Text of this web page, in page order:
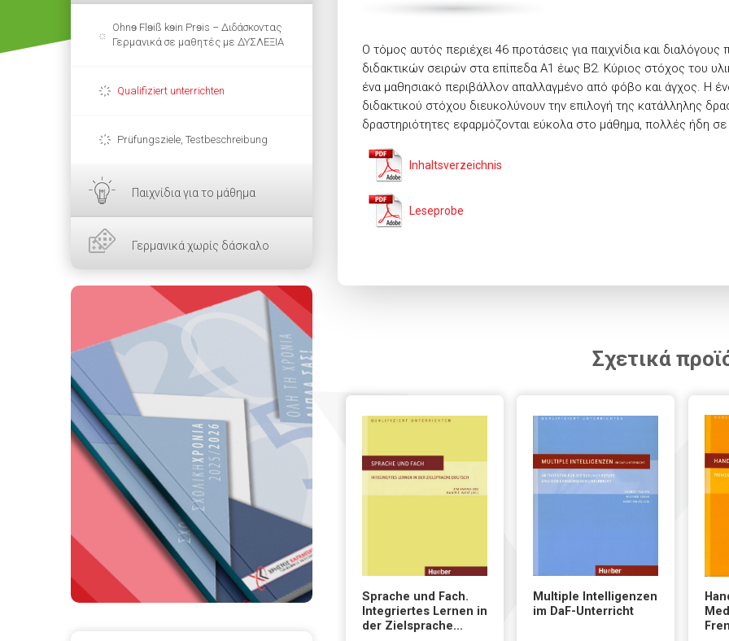
Ohnɘ Flɘiß kɘin Prɘis – Διδάσκοντας
Γερμανικά σε μαθητές με ΔΥΣΛΕΞΙΑ
Qualifiziert unterrichten
Prüfungsziele, Testbeschreibung
Παιχνίδια για το μάθημα
Γερμανικά χωρίς δάσκαλο
Ο τόμος αυτός περιέχει 46 προτάσεις για παιχνίδια και
διδακτικών σειρών στα επίπεδα Α1 έως Β2. Κύριος στόχος του
ένα μαθησιακό περιβάλλον απαλλαγμένο από φόβο και άγχος. Η
διδακτικού στόχου διευκολύνουν την επιλογή της κατάλληλης
δραστηριότητες εφαρμόζονται εύκολα στο μάθημα, πολλές ήδη σε
Inhaltsverzeichnis
Leseprobe
Σχετικά
Sprache und Fach.
Integriertes Lernen in
der Zielsprache...
Multiple Intelligenzen
im DaF-Unterricht